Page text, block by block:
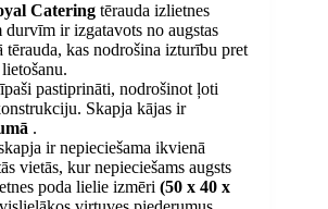
Catering tērauda izlietnes
durvīm ir izgatavots no augstas
tērauda, ​​kas nodrošina izturību pret
pastiprināti, nodrošinot ļoti
Skapja kājas ir
.
ir nepieciešama ikvienā
vietās, kur nepieciešams augsts
poda lielie izmēri (50 x 40 x